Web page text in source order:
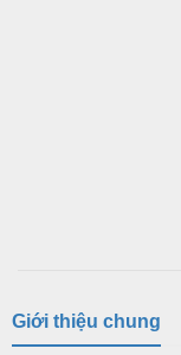
Giới thiệu chung